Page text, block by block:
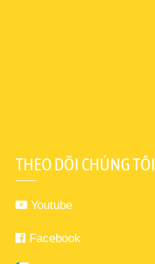
THEO DÕI CHÚNG TÔI
Youtube
Facebook